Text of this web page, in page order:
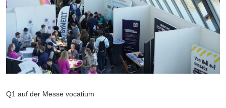
Q1 auf der Messe vocatium